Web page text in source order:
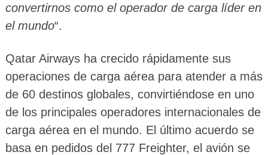
convertirnos como el operador de carga líder en
el mundo“.
Qatar Airways ha crecido rápidamente sus
operaciones de carga aérea para atender a más
de 60 destinos globales, convirtiéndose en uno
de los principales operadores internacionales de
carga aérea en el mundo. El último acuerdo se
basa en pedidos del 777 Freighter, el avión se